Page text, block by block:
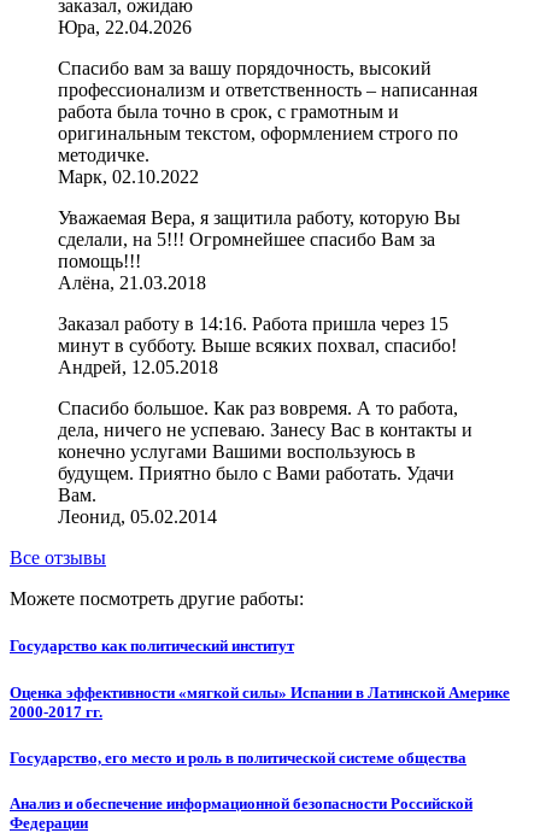
заказал, ожидаю
Юра, 22.04.2026
Спасибо вам за вашу порядочность, высокий
профессионализм и ответственность – написанная
работа была точно в срок, с грамотным и
оригинальным текстом, оформлением строго по
методичке.
Марк, 02.10.2022
Уважаемая Вера, я защитила работу, которую Вы
сделали, на 5!!! Огромнейшее спасибо Вам за
помощь!!!
Алёна, 21.03.2018
Заказал работу в 14:16. Работа пришла через 15
минут в субботу. Выше всяких похвал, спасибо!
Андрей, 12.05.2018
Спасибо большое. Как раз вовремя. А то работа,
дела, ничего не успеваю. Занесу Вас в контакты и
конечно услугами Вашими воспользуюсь в
будущем. Приятно было с Вами работать. Удачи
Вам.
Леонид, 05.02.2014
Все отзывы
Можете посмотреть другие работы:
Государство как политический институт
Оценка эффективности «мягкой силы» Испании в Латинской Америке
2000-2017 гг.
Государство, его место и роль в политической системе общества
Анализ и обеспечение информационной безопасности Российской
Федерации